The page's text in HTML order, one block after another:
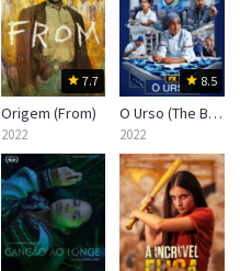
7.7
Origem (From)
2022
8.5
O Urso (The Bear)
2022